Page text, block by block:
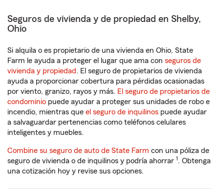
Seguros de vivienda y de propiedad en Shelby,
Ohio
Si alquila o es propietario de una vivienda en Ohio, State
Farm le ayuda a proteger el lugar que ama con seguros de
vivienda y propiedad. El seguro de propietarios de vivienda
ayuda a proporcionar cobertura para pérdidas ocasionadas
por viento, granizo, rayos y más. El seguro de propietarios de
condominio puede ayudar a proteger sus unidades de robo e
incendio, mientras que el seguro de inquilinos puede ayudar
a salvaguardar pertenencias como teléfonos celulares
inteligentes y muebles.
Combine su seguro de auto de State Farm con una póliza de
seguro de vivienda o de inquilinos y podría ahorrar 1. Obtenga
una cotización hoy y revise sus opciones.